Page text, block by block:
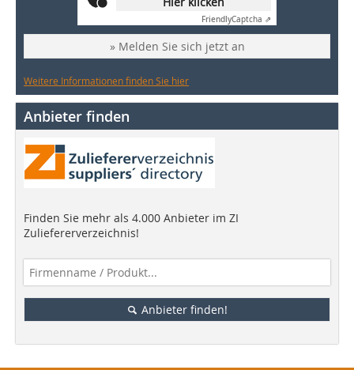
FriendlyCaptcha ⇗
» Melden Sie sich jetzt an
Weitere Informationen finden Sie hier
Anbieter finden
Finden Sie mehr als 4.000 Anbieter im ZI
Zuliefererverzeichnis!
Anbieter finden!